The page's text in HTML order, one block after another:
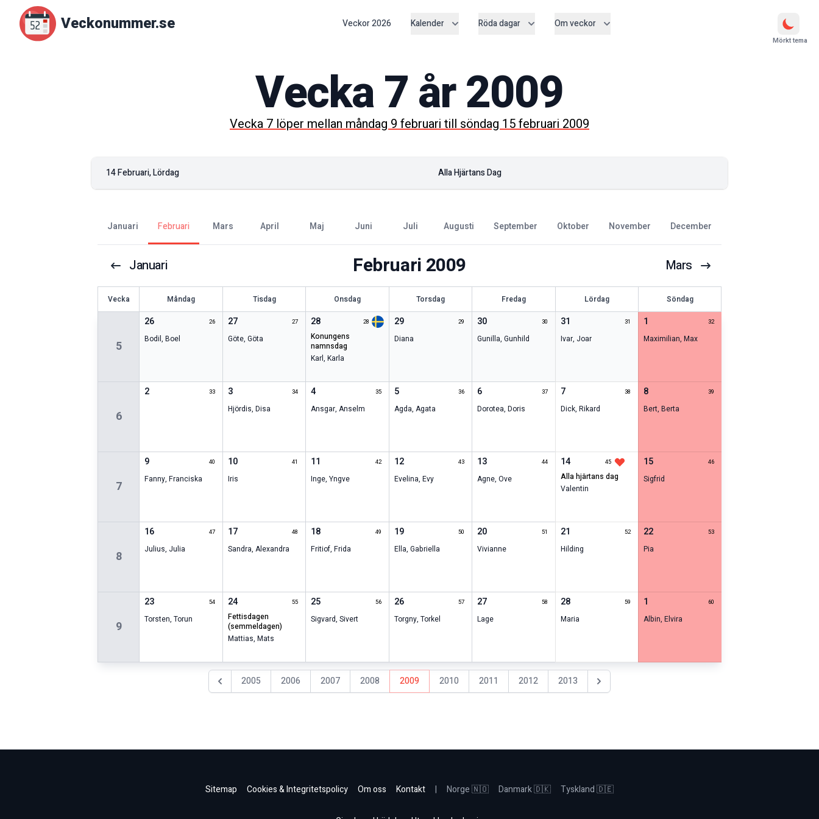
Veckonummer.se Veckor2026 Kalender Röda dagar Om veckor
Mörkt tema
Vecka7år2009
Vecka7löper mellanmåndag 9 februaritillsöndag 15 februari 2009
14 Februari, Lördag Alla Hjärtans Dag
januari februari mars april maj juni juli augusti september oktober november december
Januari Februari 2009 Mars
Vecka Måndag Tisdag Onsdag Torsdag Fredag Lördag Söndag
5
26 26
Bodil,Boel
27 27
Göte, Göta
28 28
konungens
namnsdag
Karl,Karla
29 29
Diana
30 30
Gunilla,Gunhild
31 31
Ivar, Joar
1 32
Maximilian,Max
6
2 33 3 34
Hjördis, Disa
4 35
Ansgar,Anselm
5 36
Agda, Agata
6 37
Dorotea,Doris
7 38
Dick, Rikard
8 39
Bert,Berta
7
9 40
Fanny,Franciska
10 41
Iris
11 42
Inge,Yngve
12 43
Evelina, Evy
13 44
Agne,Ove
14 45
alla hjärtans dag
Valentin
15 46
Sigfrid
8
16 47
Julius, Julia
17 48
Sandra, Alexandra
18 49
Fritiof,Frida
19 50
Ella, Gabriella
20 51
Vivianne
21 52
Hilding
22 53
Pia
9
23 54
Torsten,Torun
24 55
fettisdagen
(semmeldagen)
Mattias, Mats
25 56
Sigvard,Sivert
26 57
Torgny, Torkel
27 58
Lage
28 59
Maria
1 60
Albin,Elvira
Föregående år
2005 2006 2007 2008 2009 2010 2011 2012 2013 Nästa år
Sitemap Cookies & Integritetspolicy Om oss Kontakt | Norge 🇳🇴 Danmark 🇩🇰 Tyskland 🇩🇪